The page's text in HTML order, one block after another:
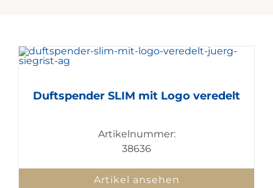
Duftspender SLIM mit Logo veredelt
Artikelnummer:
38636
Artikel ansehen